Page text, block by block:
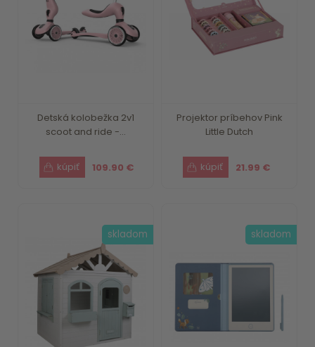
Detská kolobežka 2v1
scoot and ride -...
109.90 €
Projektor príbehov Pink
Little Dutch
21.99 €
skladom skladom